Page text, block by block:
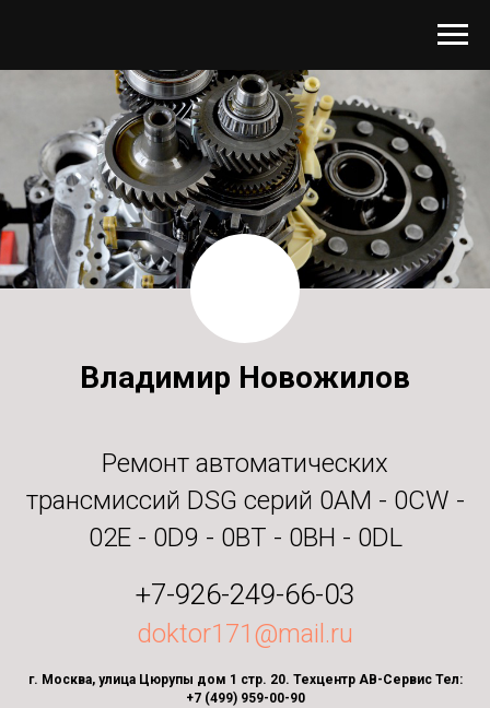
Владимир Новожилов
Ремонт автоматических
трансмиссий DSG серий 0AM - 0CW -
02E - 0D9 - 0BT - 0BH - 0DL
+7-926-249-66-03
doktor171@mail.ru
г. Москва, улица Цюрупы дом 1 стр. 20. Техцентр АВ-Сервис Тел:
+7 (499) 959-00-90